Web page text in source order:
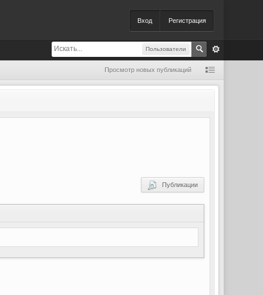
Вход Регистрация
Пользователи
Просмотр новых публикаций
Публикации